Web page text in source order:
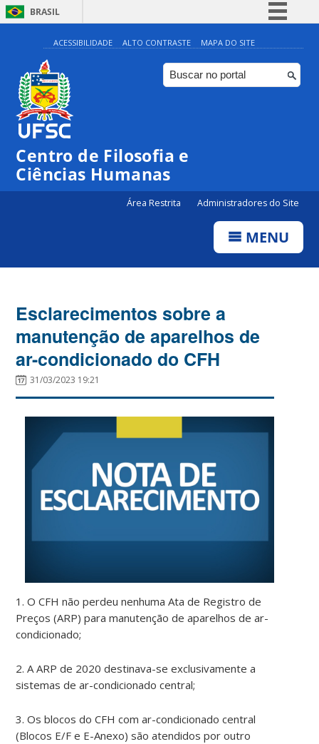
BRASIL
Simplifique!
Comunica BR
Participe
ACESSIBILIDADE ALTO CONTRASTE MAPA DO SITE
Centro de Filosofia e
Ciências Humanas
Área Restrita Administradores do Site
MENU
Esclarecimentos sobre a
manutenção de aparelhos de
ar-condicionado do CFH
31/03/2023 19:21
1. O CFH não perdeu nenhuma Ata de Registro de
Preços (ARP) para manutenção de aparelhos de ar-
condicionado;
2. A ARP de 2020 destinava-se exclusivamente a
sistemas de ar-condicionado central;
3. Os blocos do CFH com ar-condicionado central
(Blocos E/F e E-Anexo) são atendidos por outro